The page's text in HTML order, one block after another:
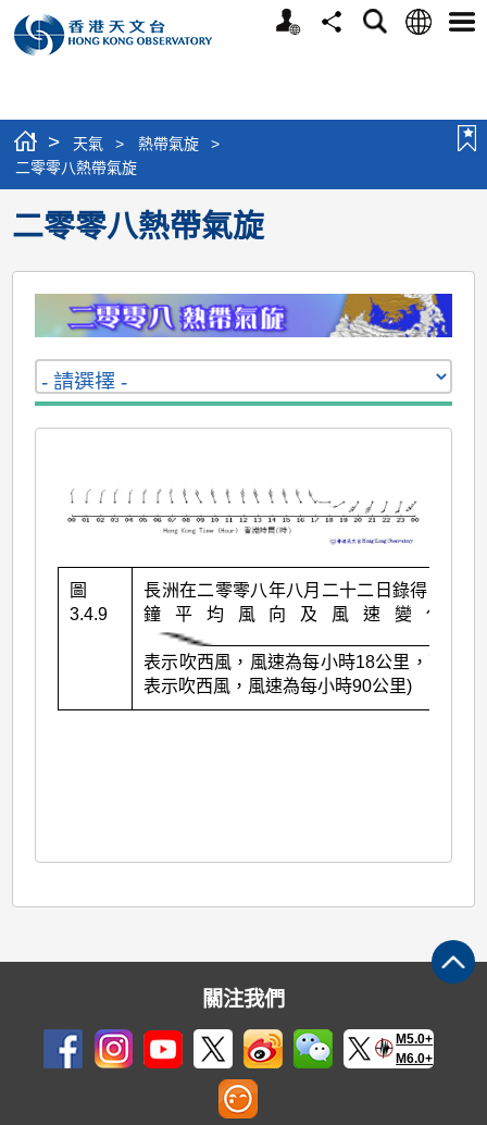
個
分
搜
語
選
> 天氣 > 熱帶氣旋
>
二零零八熱帶氣旋
二零零八熱帶氣旋
圖
3.4.9
長洲在二零零八年八月二十二日錄得的十分
鐘平均風向及風速變化 (
表示吹西風，風速為每小時18公里，而
表示吹西風，風速為每小時90公里)
關注我們
M5.0+
M6.0+